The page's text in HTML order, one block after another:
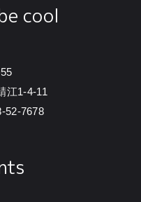
cool
江1-4-11
52-7678